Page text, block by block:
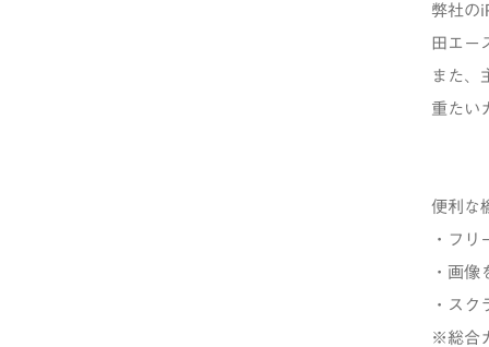
弊社の
田エー
また、
重たい
便利な
・フ
・画
・ス
※総合